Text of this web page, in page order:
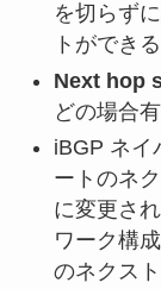
を切らず
トができ
Next hop
どの場合
iBGP ネイ
ートのネ
に変更さ
ワーク構
のネクス